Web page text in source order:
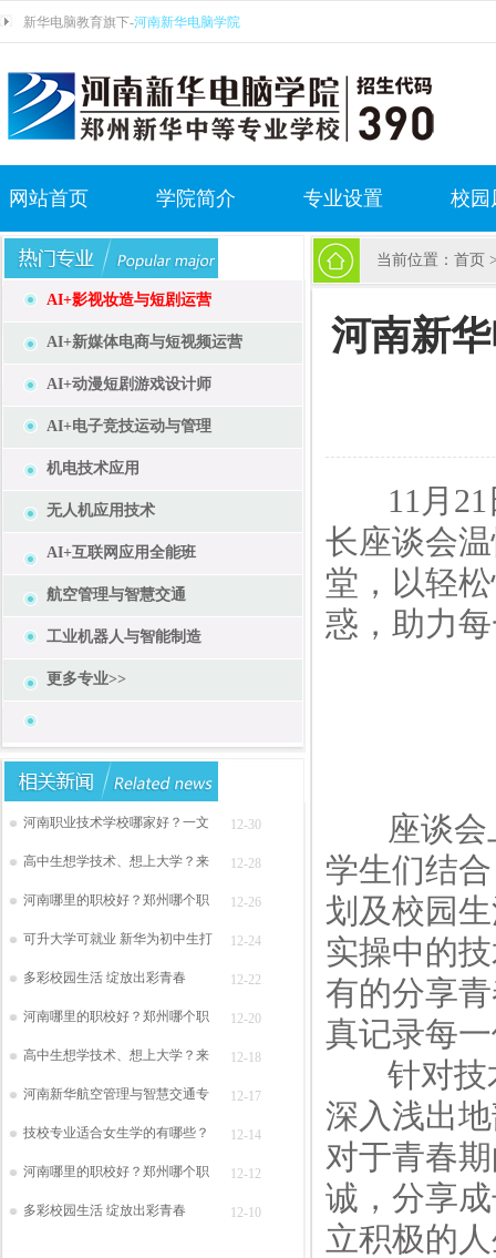
新华电脑教育旗下-河南新华电脑学院
网站首页 学院简介 专业设置 校园
AI+影视妆造与短剧运营
AI+新媒体电商与短视频运营
AI+动漫短剧游戏设计师
AI+电子竞技运动与管理
机电技术应用
无人机应用技术
AI+互联网应用全能班
航空管理与智慧交通
工业机器人与智能制造
更多专业>>
河南职业技术学校哪家好？一文 12-30
高中生想学技术、想上大学？来 12-28
河南哪里的职校好？郑州哪个职 12-26
可升大学可就业 新华为初中生打 12-24
多彩校园生活 绽放出彩青春 12-22
河南哪里的职校好？郑州哪个职 12-20
高中生想学技术、想上大学？来 12-18
河南新华航空管理与智慧交通专 12-17
技校专业适合女生学的有哪些？ 12-14
河南哪里的职校好？郑州哪个职 12-12
多彩校园生活 绽放出彩青春 12-10
当前位置： 首页
河南新
11月21
长座谈会
堂，以轻
惑，助力
座谈会上
学生们结
划及校园
实操中的
有的分享
真记录每
针对技术
深入浅出
对于青春
诚，分享
立积极的